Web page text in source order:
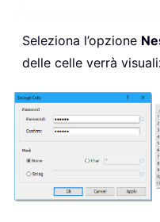
Seleziona l’opzione
delle celle verrà